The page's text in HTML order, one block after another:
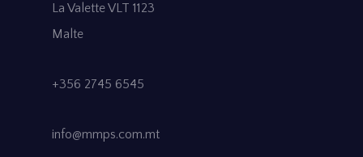
La Valette VLT 1123
Malte
+356 2745 6545
info@mmps.com.mt